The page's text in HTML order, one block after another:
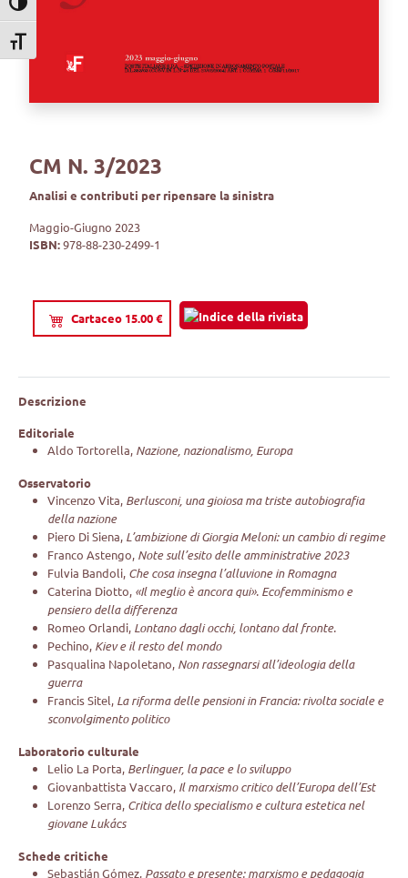
Attiva/disattiva alto contrasto
Attiva/disattiva dimensione testo
CM N. 3/2023
Analisi e contributi per ripensare la sinistra
Maggio-Giugno 2023
ISBN:978-88-230-2499-1
Cartaceo 15.00 €
Descrizione
Editoriale
Aldo Tortorella, Nazione, nazionalismo, Europa
Osservatorio
Vincenzo Vita, Berlusconi, una gioiosa ma triste autobiografia
della nazione
Piero Di Siena, L’ambizione di Giorgia Meloni:un cambio di regime
Franco Astengo, Note sull’esito delle amministrative 2023
Fulvia Bandoli, Che cosa insegna l’alluvione in Romagna
Caterina Diotto, «Il meglio è ancora qui». Ecofemminismo e
pensiero della differenza
Romeo Orlandi, Lontano dagli occhi, lontano dal fronte.
Pechino, Kiev e il resto del mondo
Pasqualina Napoletano, Non rassegnarsi all’ideologia della
guerra
Francis Sitel, La riforma delle pensioni in Francia: rivolta sociale e
sconvolgimento politico
Laboratorio culturale
Lelio La Porta, Berlinguer, la pace e lo sviluppo
Giovanbattista Vaccaro, Il marxismo critico dell’Europa dell’Est
Lorenzo Serra, Critica dello specialismo e cultura estetica nel
giovane Lukács
Schede critiche
Sebastián Gómez, Passato e presente: marxismo e pedagogia